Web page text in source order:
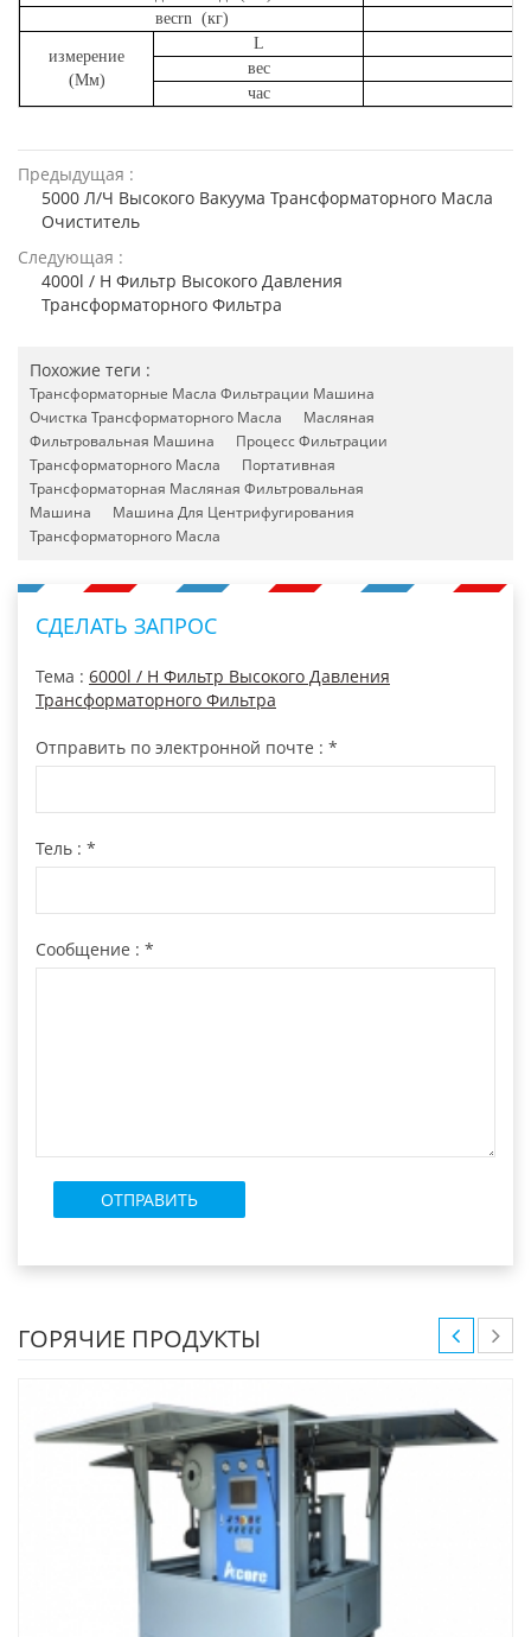
весrn (кг)
измерение
(Мм)
L
вес
час
Предыдущая :
5000 Л/Ч Высокого Вакуума Трансформаторного Масла
Очиститель
Следующая :
4000l / H Фильтр Высокого Давления
Трансформаторного Фильтра
Похожие теги :
Трансформаторные Масла Фильтрации Машина
Очистка Трансформаторного Масла
Масляная
Фильтровальная Машина
Процесс Фильтрации
Трансформаторного Масла
Портативная
Трансформаторная Масляная Фильтровальная
Машина
Машина Для Центрифугирования
Трансформаторного Масла
СДЕЛАТЬ ЗАПРОС
Тема : 6000l / H Фильтр Высокого Давления
Трансформаторного Фильтра
Отправить по электронной почте : *
Тель : *
Сообщение : *
ГОРЯЧИЕ ПРОДУКТЫ